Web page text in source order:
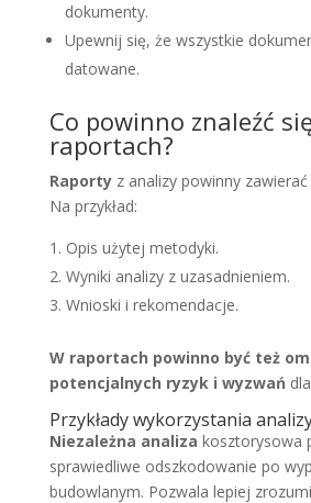
dokumenty.
Upewnij się, że wszystkie
datowane.
Co powinno znaleźć
raportach?
Raportyz analizy powinny
Na przykład:
Opis użytej metodyki.
Wyniki analizy z uzasadnieniem.
Wnioski i rekomendacje.
W raportach powinno być też
potencjalnych ryzyk i wyzwań
Przykłady wykorzystania
Niezależna analiza kosztorysowa
sprawiedliwe odszkodowanie po
budowlanym. Pozwala lepiej